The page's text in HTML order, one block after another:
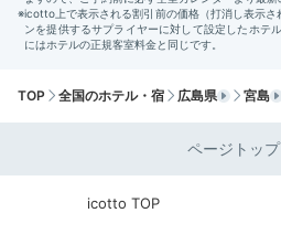
TOP 全国のホテル・宿 広島県 宮島
ページトップ
icotto TOP